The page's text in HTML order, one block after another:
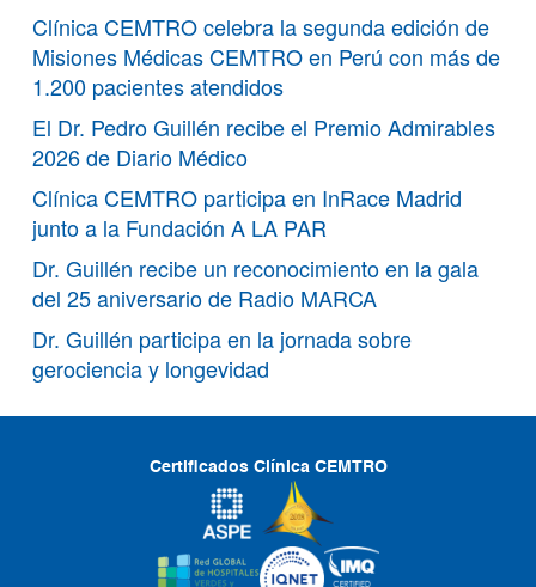
Clínica CEMTRO celebra la segunda edición de
Misiones Médicas CEMTRO en Perú con más de
1.200 pacientes atendidos
El Dr. Pedro Guillén recibe el Premio Admirables
2026 de Diario Médico
Clínica CEMTRO participa en InRace Madrid
junto a la Fundación A LA PAR
Dr. Guillén recibe un reconocimiento en la gala
del 25 aniversario de Radio MARCA
Dr. Guillén participa en la jornada sobre
gerociencia y longevidad
Certificados Clínica CEMTRO